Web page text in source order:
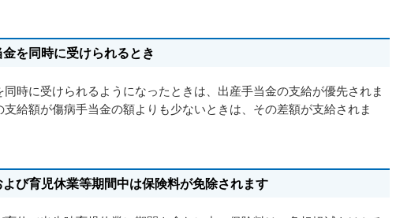
を同時に受けられるとき
時に受けられるようになったときは、出産手当金の支給が優先されま
給額が傷病手当金の額よりも少ないときは、その差額が支給されま
び育児休業等期間中は保険料が免除されます